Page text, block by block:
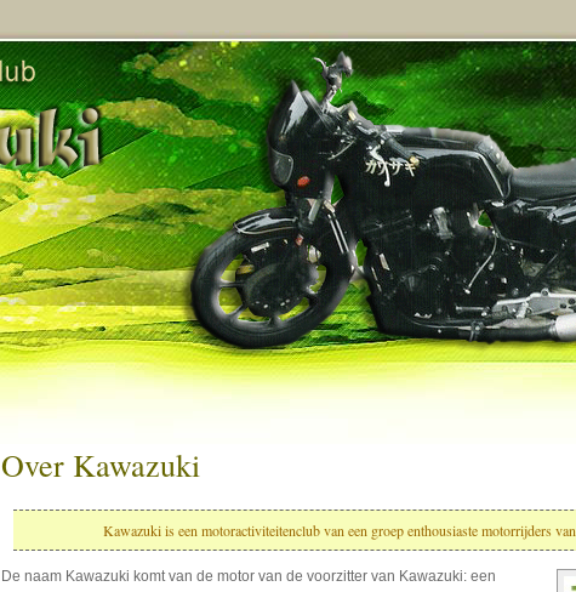
Over Kawazuki
Kawazuki is een motoractiviteitenclub van een groep enthousiaste motorrijders van
De naam Kawazuki komt van de motor van de voorzitter van Kawazuki: een